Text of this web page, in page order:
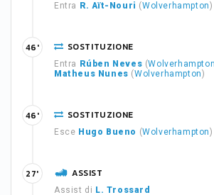
Entra R. Aït-Nouri (Wolverhampton)
SOSTITUZIONE
Entra Rúben Neves (
Matheus Nunes (Wolverhampton)
46'
SOSTITUZIONE
Esce Hugo Bueno (Wolverhampton)
46'
ASSIST
Assist di L. Trossard
27'